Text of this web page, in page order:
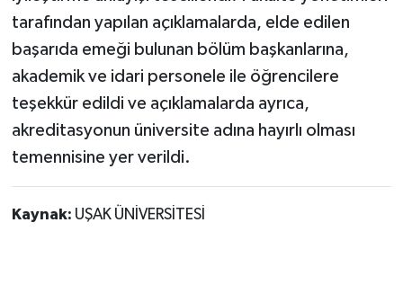
tarafından yapılan açıklamalarda, elde edilen
başarıda emeği bulunan bölüm başkanlarına,
akademik ve idari personele ile öğrencilere
teşekkür edildi ve açıklamalarda ayrıca,
akreditasyonun üniversite adına hayırlı olması
temennisine yer verildi.
Kaynak: UŞAK ÜNİVERSİTESİ